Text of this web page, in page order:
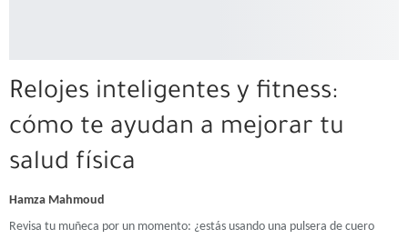
Relojes inteligentes y fitness:
cómo te ayudan a mejorar tu
salud física
Hamza Mahmoud
Revisa tu muñeca por un momento: ¿estás usando una pulsera de cuero